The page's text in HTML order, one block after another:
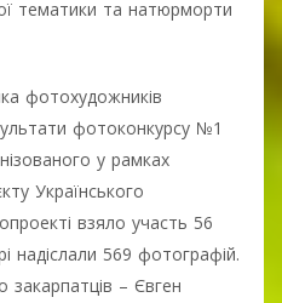
тематики та натюрморти
фотохудожників
фотоконкурсу №1
у рамках
Українського
взяло участь 56
надіслали 569 фотографій.
– Євген